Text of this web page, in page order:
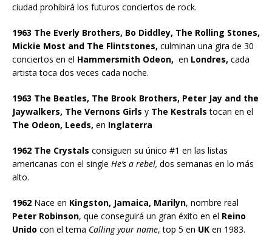
ciudad prohibirá los futuros conciertos de rock.
1963 The Everly Brothers, Bo Diddley, The Rolling Stones,
Mickie Most and The Flintstones, culminan una gira de 30
conciertos en el Hammersmith Odeon, en Londres, cada
artista toca dos veces cada noche.
1963 The Beatles, The Brook Brothers, Peter Jay and the
Jaywalkers, The Vernons Girls y The Kestrals tocan en el
The Odeon, Leeds, en Inglaterra
1962 The Crystals consiguen su único #1 en las listas
americanas con el single He’s a rebel, dos semanas en lo más
alto.
1962 Nace en Kingston, Jamaica, Marilyn, nombre real
Peter Robinson, que conseguirá un gran éxito en el Reino
Unido con el tema Calling your name, top 5 en UK en 1983.